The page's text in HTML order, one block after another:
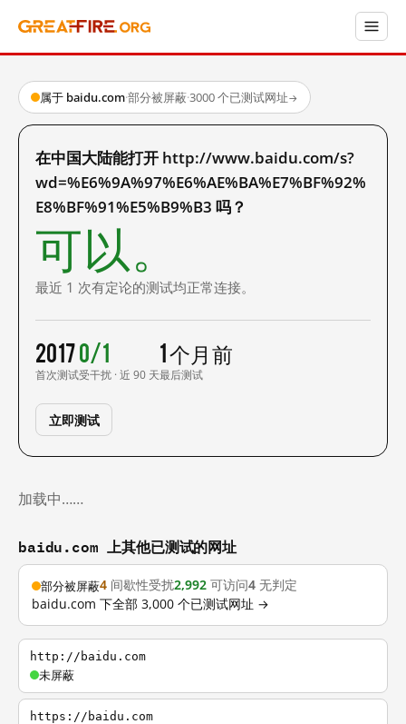
属于 baidu.com·部分被屏蔽·3000 个已测试网址→
在中国大陆能打开 http://www.baidu.com/s?
wd=%E6%9A%97%E6%AE%BA%E7%BF%92%
E8%BF%91%E5%B9%B3 吗？
可以。
最近 1 次有定论的测试均正常连接。
2017
首次测试
0/1
受干扰 · 近 90 天
1 个月前
最后测试
立即测试
加载中……
baidu.com 上其他已测试的网址
部分被屏蔽4 间歇性受扰2,992 可访问4 无判定
baidu.com 下全部 3,000 个已测试网址 →
http://baidu.com
未屏蔽
https://baidu.com